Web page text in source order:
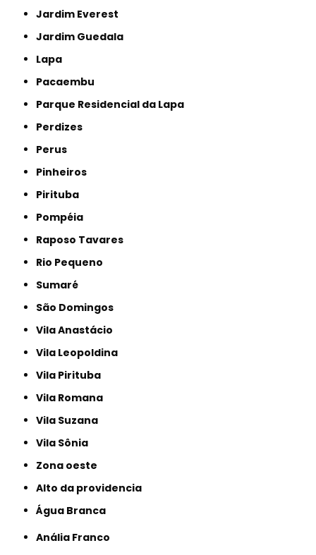
Jardim Everest
Jardim Guedala
Lapa
Pacaembu
Parque Residencial da Lapa
Perdizes
Perus
Pinheiros
Pirituba
Pompéia
Raposo Tavares
Rio Pequeno
Sumaré
São Domingos
Vila Anastácio
Vila Leopoldina
Vila Pirituba
Vila Romana
Vila Suzana
Vila Sônia
Zona oeste
alto da providencia
Água Branca
Anália Franco